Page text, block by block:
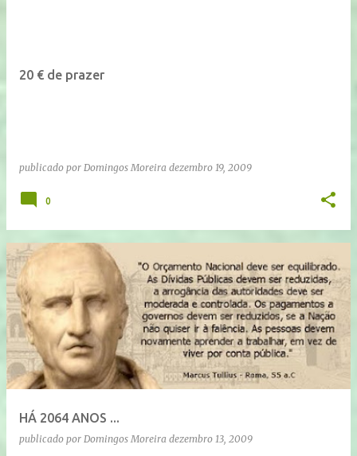
20 € de prazer
publicado por Domingos Moreira dezembro 19, 2009
0
HÁ 2064 ANOS ...
publicado por Domingos Moreira dezembro 13, 2009